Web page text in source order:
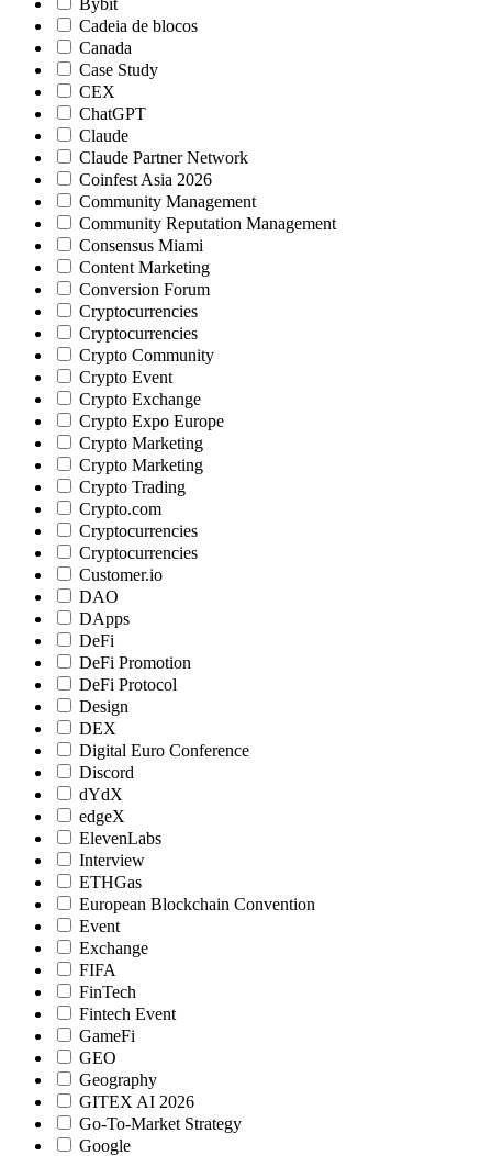
Cadeia de blocos
Canada
Case Study
CEX
ChatGPT
Claude
Claude Partner Network
Coinfest Asia 2026
Community Management
Community Reputation Management
Consensus Miami
Content Marketing
Conversion Forum
Cryptocurrencies
Cryptocurrencies
Crypto Community
Crypto Event
Crypto Exchange
Crypto Expo Europe
Crypto Marketing
Crypto Marketing
Crypto Trading
Crypto.com
Cryptocurrencies
Cryptocurrencies
Customer.io
DAO
DApps
DeFi
DeFi Promotion
DeFi Protocol
Design
DEX
Digital Euro Conference
Discord
dYdX
edgeX
ElevenLabs
Interview
ETHGas
European Blockchain Convention
Event
Exchange
FIFA
FinTech
Fintech Event
GameFi
GEO
Geography
GITEX AI 2026
Go-To-Market Strategy
Google